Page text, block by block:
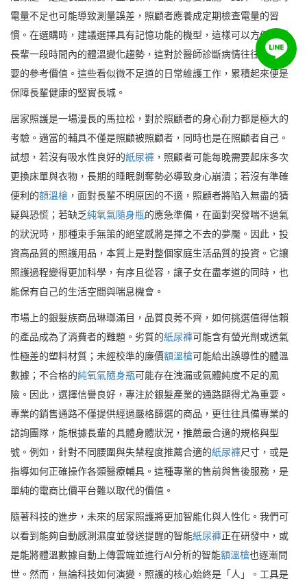
電量不足也可能導致測量誤差，照顧者應養成定期檢查電量的習
慣。在選購時，建議選擇具有記憶功能的機型，這樣可以方便追蹤
長輩一段時間內的體溫變化趨勢，這對於醫師診斷病情往往具有重
要的參考價值。這些看似微不足道的日常維護工作，累積起來便是
保障長輩健康的堅實長城。
居家照護是一場漫長的馬拉松，對於照顧者的身心耐力都是極大的
考驗。適當的輔具不僅是照顧被照顧者，同時也是在照顧者自己。
試想，若沒有吸水性良好的紙尿褲 ，照顧者可能每晚需要起床多次
更換床單與衣物，長期的睡眠剝奪勢必導致身心崩潰；若沒有準確
便利的額溫槍 ，面對長輩不明原因的不適，照顧者將陷入無盡的猜
疑與恐慌；若缺乏純氧氣隨身瓶的應急準備，在面對突發喘不過氣
的狀況時，那種束手無策的絕望感將是揮之不去的夢魘。因此，投
資高品質的照護用品，本質上是對整個家庭生活品質的投資。它讓
照護過程變得更加科學，有序且從容，讓子女在盡孝道的同時，也
能保有自己的生活空間與喘息機會。
市場上的銀髮族商品琳瑯滿目，品質良莠不齊，如何挑選值得信賴
的產品成為了消費者的難題。劣質的紙尿褲可能含有螢光劑或透氣
性極差的塑料材質；未經校準的廉價額溫槍可能給出誤導性的體溫
數據；不合格的純氧氣隨身瓶可能存在洩漏或氣體純度不足的風
險。因此，選擇信譽良好，專注於銀髮產業的通路顯得尤為重要。
專業的銷售通路不僅提供經過嚴格篩選的商品，更往往具備專業的
諮詢團隊，能根據長輩的具體身體狀況，推薦最合適的規格與型
號。例如，針對不同腰圍與失禁程度推薦合適的紙尿褲尺寸，或是
指導如何正確操作各類醫療輔具。這種專業的售前與售後服務，是
單純的電商比價平台難以取代的價值。
隨著科技的進步，未來的居家照護將更加智能化與人性化。我們可
以看到能夠自動感測濕度並發送提醒的智能紙尿褲正在研發中，或
是能將體溫數據自動上傳雲端並進行AI分析的智能額溫槍也逐漸問
世。然而，無論科技如何演變，照護的核心始終是「人」。工具是